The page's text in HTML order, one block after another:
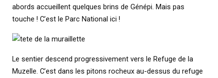
abords accueillent quelques brins de Génépi. Mais pas
touche ! C’est le Parc National ici !
Le sentier descend progressivement vers le Refuge de la
Muzelle. C’est dans les pitons rocheux au-dessus du refuge